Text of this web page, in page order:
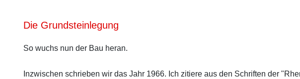
Die Grundsteinlegung
So wuchs nun der Bau heran.
Inzwischen schrieben wir das Jahr 1966. Ich zitiere aus den Schriften der